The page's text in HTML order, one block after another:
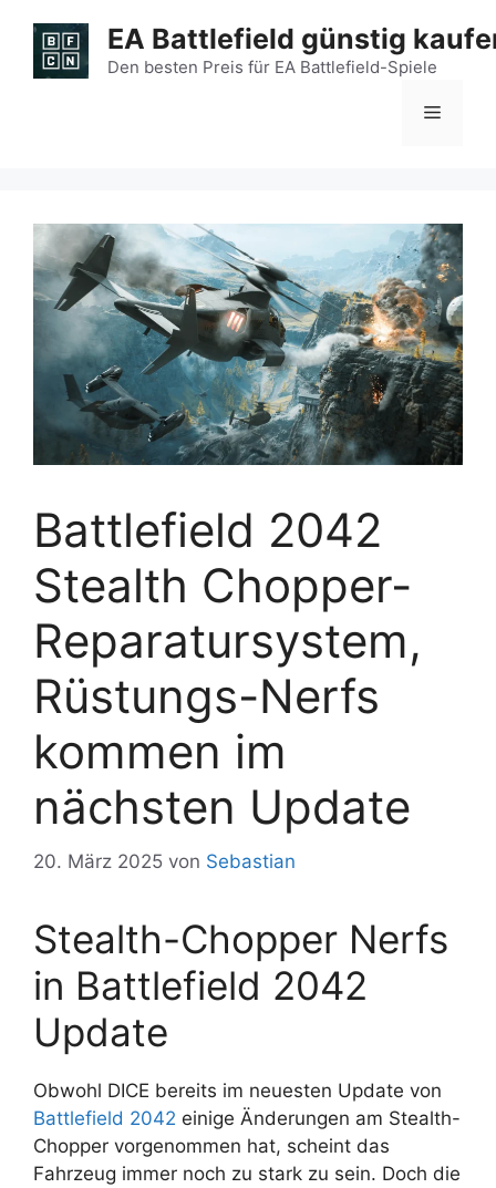
Inhalt
springen
EA Battlefield günstig
Den besten Preis für EA Battlefield-Spiele
Menü
Battlefield 2042
Stealth Chopper-
Reparatursystem,
Rüstungs-Nerfs
kommen im
nächsten Update
20. März 2025 von Sebastian
Stealth-Chopper Nerfs
in Battlefield 2042
Update
Obwohl DICE bereits im neuesten Update von
Battlefield 2042 einige Änderungen am Stealth-
Chopper vorgenommen hat, scheint das
Fahrzeug immer noch zu stark zu sein. Doch die